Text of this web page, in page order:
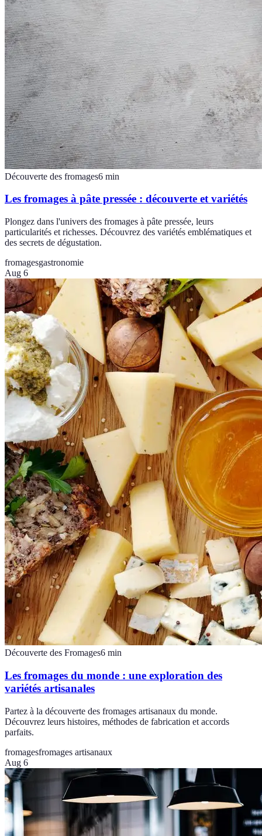
Découverte des fromages6 min
Les fromages à pâte pressée : découverte et variétés
Plongez dans l'univers des fromages à pâte pressée, leurs
particularités et richesses. Découvrez des variétés emblématiques et
des secrets de dégustation.
fromagesgastronomie
Aug 6
Découverte des Fromages6 min
Les fromages du monde : une exploration des
variétés artisanales
Partez à la découverte des fromages artisanaux du monde.
Découvrez leurs histoires, méthodes de fabrication et accords
parfaits.
fromagesfromages artisanaux
Aug 6